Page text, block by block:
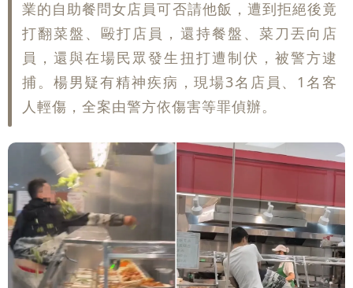
業的自助餐問女店員可否請他飯，遭到拒絕後竟
打翻菜盤、毆打店員，還持餐盤、菜刀丟向店
員，還與在場民眾發生扭打遭制伏，被警方逮
捕。楊男疑有精神疾病，現場3名店員、1名客
人輕傷，全案由警方依傷害等罪偵辦。